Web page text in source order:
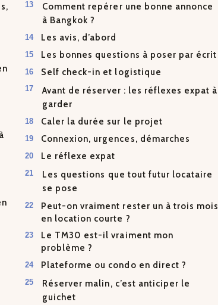
Comment repérer une bonne annonce
à Bangkok ?
Les avis, d’abord
Les bonnes questions à poser par écrit
Self check-in et logistique
Avant de réserver : les réflexes expat à
garder
Caler la durée sur le projet
Connexion, urgences, démarches
Le réflexe expat
Les questions que tout futur locataire
se pose
Peut-on vraiment rester un à trois mois
en location courte ?
Le TM30 est-il vraiment mon
problème ?
Plateforme ou condo en direct ?
Réserver malin, c’est anticiper le
guichet